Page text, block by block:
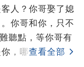
人？你哥娶了媳
你哥和你，只不
聽點，等你哥有
，哪怕你們父
查看全部